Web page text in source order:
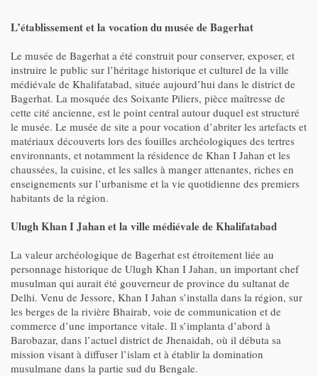
L’établissement et la vocation du musée de Bagerhat
Le musée de Bagerhat a été construit pour conserver, exposer, et
instruire le public sur l’héritage historique et culturel de la ville
médiévale de Khalifatabad, située aujourd’hui dans le district de
Bagerhat. La mosquée des Soixante Piliers, pièce maîtresse de
cette cité ancienne, est le point central autour duquel est structuré
le musée. Le musée de site a pour vocation d’abriter les artefacts et
matériaux découverts lors des fouilles archéologiques des tertres
environnants, et notamment la résidence de Khan I Jahan et les
chaussées, la cuisine, et les salles à manger attenantes, riches en
enseignements sur l’urbanisme et la vie quotidienne des premiers
habitants de la région.
Ulugh Khan I Jahan et la ville médiévale de Khalifatabad
La valeur archéologique de Bagerhat est étroitement liée au
personnage historique de Ulugh Khan I Jahan, un important chef
musulman qui aurait été gouverneur de province du sultanat de
Delhi. Venu de Jessore, Khan I Jahan s’installa dans la région, sur
les berges de la rivière Bhairab, voie de communication et de
commerce d’une importance vitale. Il s’implanta d’abord à
Barobazar, dans l’actuel district de Jhenaidah, où il débuta sa
mission visant à diffuser l’islam et à établir la domination
musulmane dans la partie sud du Bengale.